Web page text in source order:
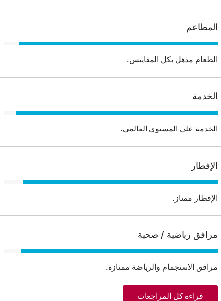
المطاعم
الطعام مذهل بكل المقاييس.
الخدمة
الخدمة على المستوى العالمي.
الإفطار
الإفطار ممتاز.
مرافق رياضية / صحية
مرافق الاستجمام والرياضة ممتازة.
قراءة كل المراجعات